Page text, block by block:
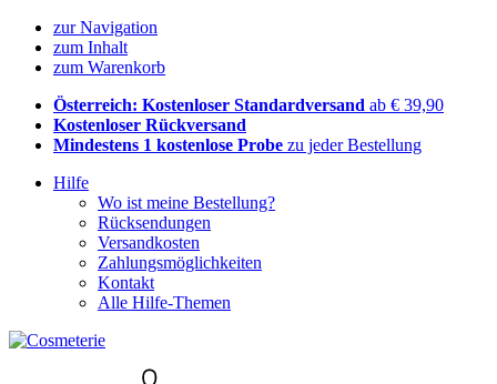
zur Navigation
zum Inhalt
zum Warenkorb
Österreich: Kostenloser Standardversand ab € 39,90
Kostenloser Rückversand
Mindestens 1 kostenlose Probe zu jeder Bestellung
Hilfe
Wo ist meine Bestellung?
Rücksendungen
Versandkosten
Zahlungsmöglichkeiten
Kontakt
Alle Hilfe-Themen